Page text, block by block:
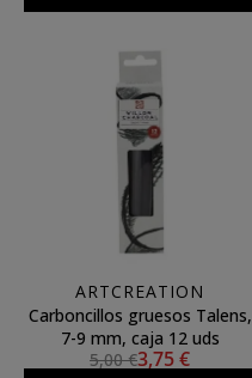
ARTCREATION
Carboncillos gruesos Talens,
7-9 mm, caja 12 uds
5,00 €3,75 €